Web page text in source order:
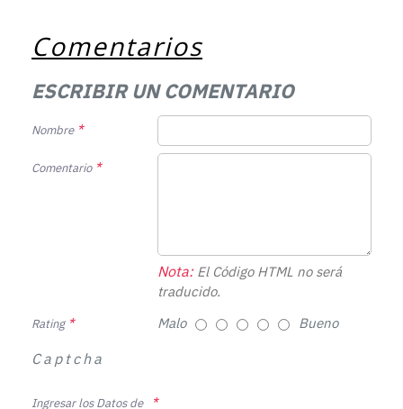
Comentarios
ESCRIBIR UN COMENTARIO
Nombre
Comentario
Nota:El Código HTML no será
traducido.
Rating Malo Bueno
Captcha
Ingresar los Datos de